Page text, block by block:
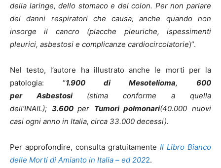
della laringe, dello stomaco e del colon. Per non parlare
dei danni respiratori che causa, anche quando non
insorge il cancro (placche pleuriche, ispessimenti
pleurici, asbestosi e complicanze cardiocircolatorie)”.
Nel testo, l’autore ha illustrato anche le morti per la
patologia: “1.900 di Mesotelioma, 600
per Asbestosi (stima conforme a quella
dell’INAIL); 3.600per Tumori polmonari(40.000 nuovi
casi ogni anno in Italia, circa 33.000 decessi).
Per approfondire, consulta gratuitamente Il Libro Bianco
delle Morti di Amianto in Italia – ed 2022.